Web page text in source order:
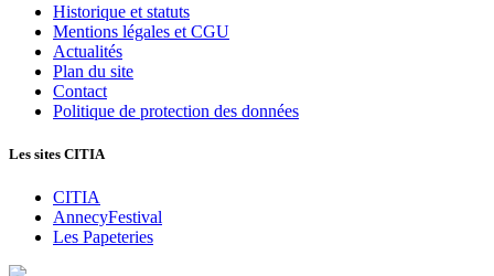
Historique et statuts
Mentions légales et CGU
Actualités
Plan du site
Contact
Politique de protection des données
Les sites CITIA
CITIA
AnnecyFestival
Les Papeteries